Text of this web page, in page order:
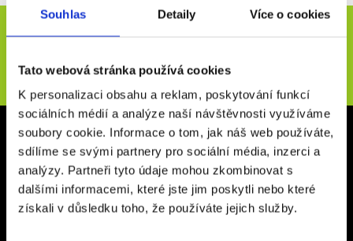
Souhlas Detaily Více o cookies
Tato webová stránka používá cookies
K personalizaci obsahu a reklam, poskytování funkcí
sociálních médií a analýze naší návštěvnosti využíváme
soubory cookie. Informace o tom, jak náš web používáte,
sdílíme se svými partnery pro sociální média, inzerci a
analýzy. Partneři tyto údaje mohou zkombinovat s
dalšími informacemi, které jste jim poskytli nebo které
získali v důsledku toho, že používáte jejich služby.
Novinky e-mailem
Kancelář Rakovník
Vysoká 267
26901, Rakovník
Otevírací doba: Po - Pá 9:00 - 16:00